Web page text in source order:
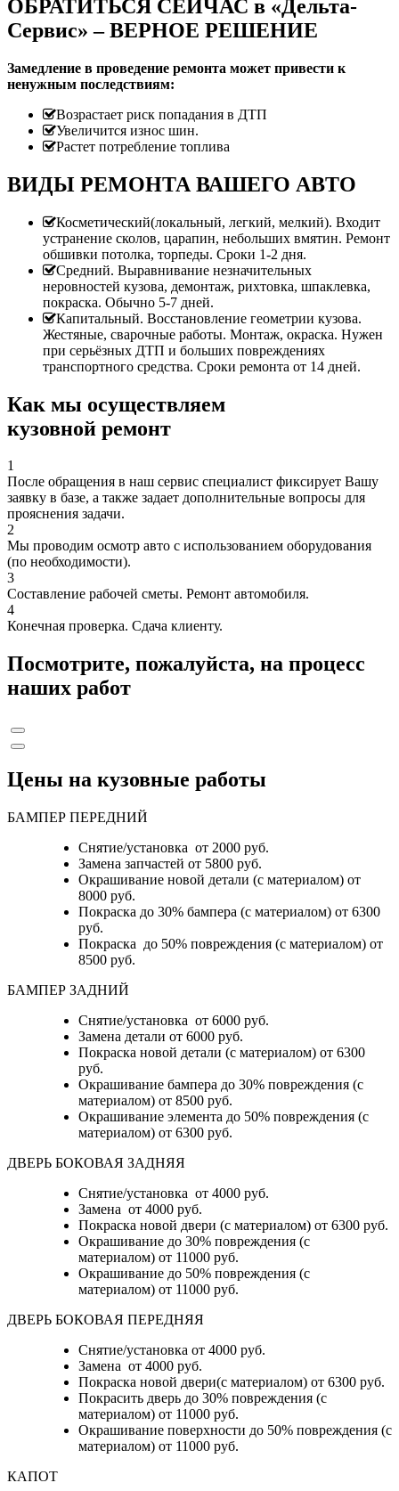
ОБРАТИТЬСЯ СЕЙЧАС в «Дельта-
Сервис» – ВЕРНОЕ РЕШЕНИЕ
Замедление в проведение ремонта может привести к
ненужным последствиям:
Возрастает риск попадания в ДТП
Увеличится износ шин.
Растет потребление топлива
ВИДЫ РЕМОНТА ВАШЕГО АВТО
Косметический(локальный, легкий, мелкий). Входит
устранение сколов, царапин, небольших вмятин. Ремонт
обшивки потолка, торпеды. Сроки 1-2 дня.
Средний. Выравнивание незначительных
неровностей кузова, демонтаж, рихтовка, шпаклевка,
покраска. Обычно 5-7 дней.
Капитальный. Восстановление геометрии кузова.
Жестяные, сварочные работы. Монтаж, окраска. Нужен
при серьёзных ДТП и больших повреждениях
транспортного средства. Сроки ремонта от 14 дней.
Как мы осуществляем
кузовной ремонт
1
После обращения в наш сервис специалист фиксирует Вашу
заявку в базе, а также задает дополнительные вопросы для
прояснения задачи.
2
Мы проводим осмотр авто с использованием оборудования
(по необходимости).
3
Составление рабочей сметы. Ремонт автомобиля.
4
Конечная проверка. Сдача клиенту.
Посмотрите, пожалуйста, на процесс
наших работ
Цены на кузовные работы
БАМПЕР ПЕРЕДНИЙ
Снятие/установка от 2000 руб.
Замена запчастей от 5800 руб.
Окрашивание новой детали (с материалом) от
8000 руб.
Покраска до 30% бампера (с материалом) от 6300
руб.
Покраска до 50% повреждения (с материалом) от
8500 руб.
БАМПЕР ЗАДНИЙ
Снятие/установка от 6000 руб.
Замена детали от 6000 руб.
Покраска новой детали (с материалом) от 6300
руб.
Окрашивание бампера до 30% повреждения (с
материалом) от 8500 руб.
Окрашивание элемента до 50% повреждения (с
материалом) от 6300 руб.
ДВЕРЬ БОКОВАЯ ЗАДНЯЯ
Снятие/установка от 4000 руб.
Замена от 4000 руб.
Покраска новой двери (с материалом) от 6300 руб.
Окрашивание до 30% повреждения (с
материалом) от 11000 руб.
Окрашивание до 50% повреждения (с
материалом) от 11000 руб.
ДВЕРЬ БОКОВАЯ ПЕРЕДНЯЯ
Снятие/установка от 4000 руб.
Замена от 4000 руб.
Покраска новой двери(с материалом) от 6300 руб.
Покрасить дверь до 30% повреждения (с
материалом) от 11000 руб.
Окрашивание поверхности до 50% повреждения (с
материалом) от 11000 руб.
КАПОТ